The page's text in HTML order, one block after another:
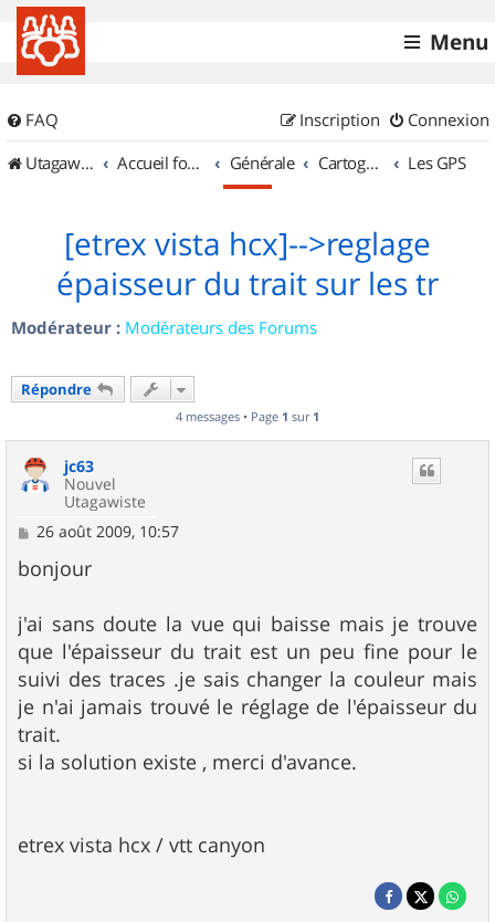
Menu
FAQ Connexion
Inscription
UtagawaVTT (Randos VTT et VTTAE avec traces GPS)
Accueil forum Générale Cartographie et GPS Les GPS
[etrex vista hcx]-->reglage
épaisseur du trait sur les tr
Modérateur : Modérateurs des Forums
Répondre
4 messages • Page 1 sur 1
jc63
Nouvel
Utagawiste
M
s
s
g
e
26 août 2009, 10:57
bonjour
j'ai sans doute la vue qui baisse mais je trouve
que l'épaisseur du trait est un peu fine pour le
suivi des traces .je sais changer la couleur mais
je n'ai jamais trouvé le réglage de l'épaisseur du
trait.
si la solution existe , merci d'avance.
etrex vista hcx / vtt canyon